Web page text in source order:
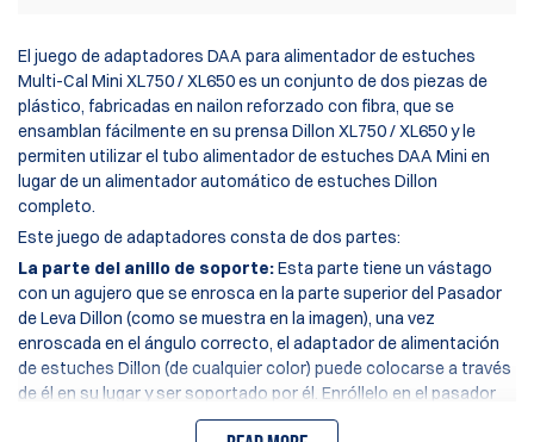
El juego de adaptadores DAA para alimentador de estuches
Multi-Cal Mini XL750 / XL650 es un conjunto de dos piezas de
plástico, fabricadas en nailon reforzado con fibra, que se
ensamblan fácilmente en su prensa Dillon XL750 / XL650 y le
permiten utilizar el tubo alimentador de estuches DAA Mini en
lugar de un alimentador automático de estuches Dillon
completo.
Este juego de adaptadores consta de dos partes:
La parte del anillo de soporte:Esta parte tiene un vástago
con un agujero que se enrosca en la parte superior del Pasador
de Leva Dillon (como se muestra en la imagen), una vez
enroscada en el ángulo correcto, el adaptador de alimentación
de estuches Dillon (de cualquier color) puede colocarse a través
de él en su lugar y ser soportado por él. Enróllelo en el pasador
de leva Dillon hasta donde pueda ir, y luego retroceda hasta que